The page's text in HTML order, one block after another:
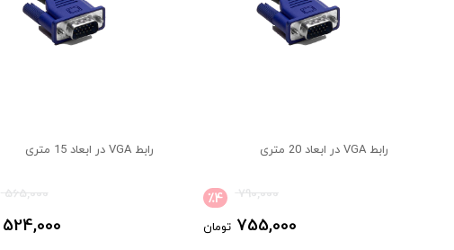
از نوسانات مغناطیسی جلوگیری کند.
بوده که از ورود گرد‌ و‌ غبار به داخل کانکتور نیز جلوگیری می‌کند.
رابط VGA در ابعاد 20 متری
٪4 790,000
755,000 تومان
رابط VGA در ابعاد 15 متری
565,000
524,000